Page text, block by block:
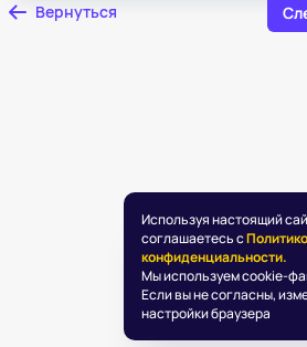
Вернуться
Используя настоящий
соглашаетесь с
конфиденциальности.
Мы используем cookie-
Если вы не согласны,
настройки браузера